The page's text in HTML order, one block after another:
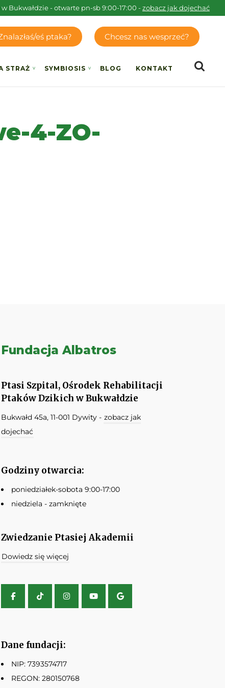
Bukwałdzie - otwarte pn-sb 9:00-17:00 -zobacz jak dojechać
eś ptaka? Chcesz nas wesprzeć?
STRAŻ SYMBIOSIS BLOG KONTAKT
4-ZO-
Fundacja Albatros
Ptasi Szpital, Ośrodek Rehabilitacji
Ptaków Dzikich w Bukwałdzie
Bukwałd 45a, 11-001 Dywity - zobacz jak
dojechać
Godziny otwarcia:
poniedziałek-sobota 9:00-17:00
niedziela - zamknięte
Zwiedzanie Ptasiej Akademii
Dowiedz się więcej
Dane fundacji:
NIP: 7393574717
REGON: 280150768